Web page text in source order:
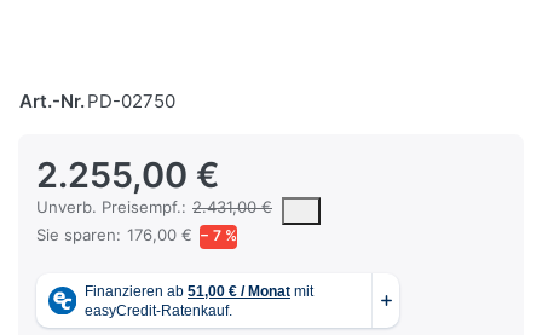
Art.-Nr.PD-02750
2.255,00 €
Unverb. Preisempf.: 2.431,00 €
Die UVP ist der vorgeschlagene oder empfohlene Verkaufspreis
Sie sparen: 176,00 € − 7 %